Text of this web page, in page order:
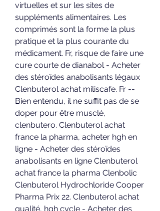
virtuelles et sur les sites de
suppléments alimentaires. Les
comprimés sont la forme la plus
pratique et la plus courante du
médicament. Fr, risque de faire une
cure courte de dianabol - Acheter
des stéroïdes anabolisants légaux
Clenbuterol achat miliscafe. Fr --
Bien entendu, il ne suffit pas de se
doper pour être musclé,
clenbutero. Clenbuterol achat
france la pharma, acheter hgh en
ligne - Acheter des stéroïdes
anabolisants en ligne Clenbuterol
achat france la pharma Clenbolic
Clenbuterol Hydrochloride Cooper
Pharma Prix 22. Clenbuterol achat
qualité, hgh cycle - Acheter des